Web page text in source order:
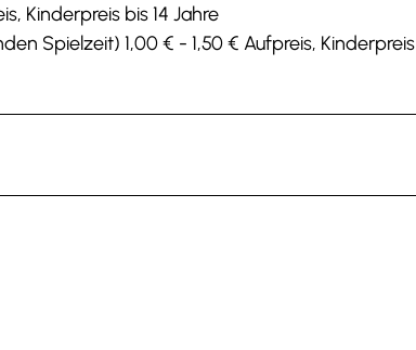
Kinderpreis bis 14 Jahre
Spielzeit) 1,00 € - 1,50 € Aufpreis, Kinderpreis